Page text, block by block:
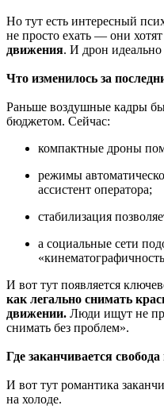
Но тут есть интересный
не просто ехать — они хотят
движения. И дрон идеально
Что изменилось за
Раньше воздушные кадры
бюджетом. Сейчас:
компактные дроны
режимы
ассистент оператора;
стабилизация
а социальные сети
И вот тут появляется
как легально снимать
движении. Люди ищут не
снимать без проблем».
Где заканчивается
И вот тут романтика
на холоде.